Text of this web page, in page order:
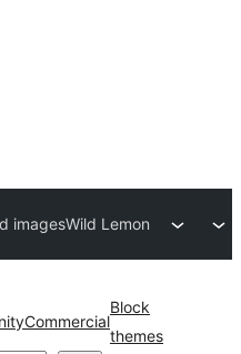
imagesWild Lemon
Commercial
Block
themes